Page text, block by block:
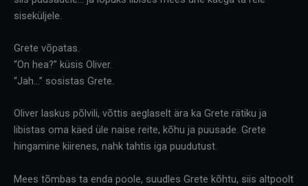
siseküljele.
Grete võpatas.
“On hea?” küsis Oliver.
“Jah…” sosistas Grete.
Oliver laskus põlvili, võttis aeglaselt ära ka Grete rätiku ja
libistas oma käed üle naise reite, kõhu ja puusade. Grete
hingamine kiirenes, nahk tahtis iga puudutust.
Mees tõmbas ta enda poole, suudles Grete kõhtu, siis altpoolt